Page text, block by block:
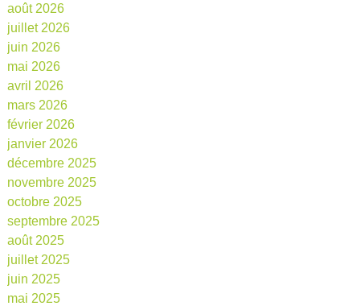
août 2026
juillet 2026
juin 2026
mai 2026
avril 2026
mars 2026
février 2026
janvier 2026
décembre 2025
novembre 2025
octobre 2025
septembre 2025
août 2025
juillet 2025
juin 2025
mai 2025